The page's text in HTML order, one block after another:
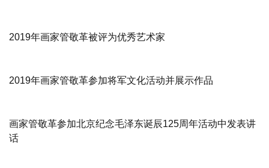
2019年画家管敬革被评为优秀艺术家
2019年画家管敬革参加将军文化活动并展示作品
画家管敬革参加北京纪念毛泽东诞辰125周年活动中发表讲
话